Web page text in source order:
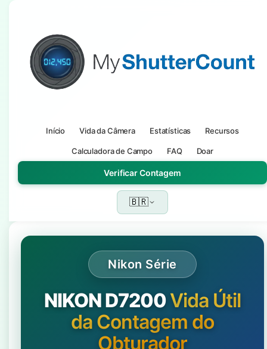
Início Vida da Câmera Estatísticas Recursos
Calculadora de Campo FAQ Doar
Verificar Contagem
🇧🇷
Nikon Série
NIKON D7200Vida Útil
da Contagem do
Obturador